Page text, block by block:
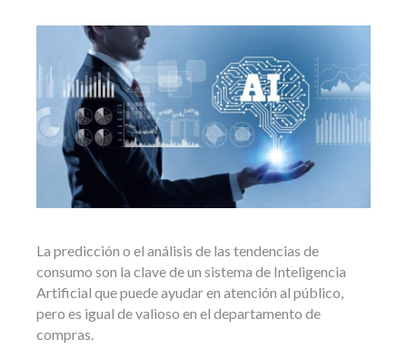
La predicción o el análisis de las tendencias de
consumo son la clave de un sistema de Inteligencia
Artificial que puede ayudar en atención al público,
pero es igual de valioso en el departamento de
compras.